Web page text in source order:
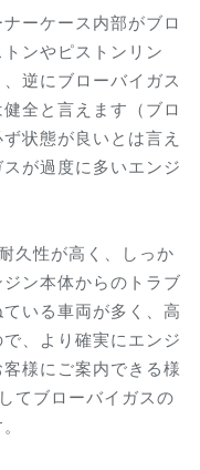
ーケース内部がブロ
ンやピストンリン
逆にブローバイガス
全と言えます（ブロ
状態が良いとは言え
が過度に多いエンジ
久性が高く、しっか
ン本体からのトラブ
いる車両が多く、高
、より確実にエンジ
様にご案内できる様
てブローバイガスの